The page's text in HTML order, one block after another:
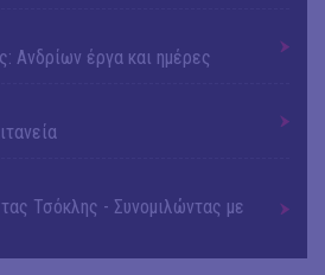
Ανδρίων έργα και ημέρες
Τσόκλης - Συνομιλώντας με